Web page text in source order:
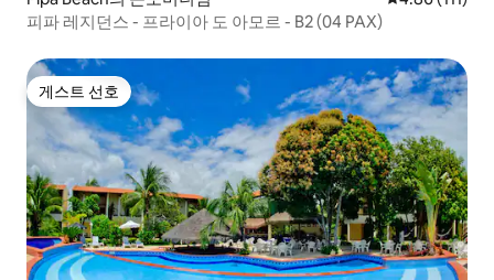
피파 레지던스 - 프라이아 도 아모르 - B2 (04 PAX)
게스트 선호
게스트 선호